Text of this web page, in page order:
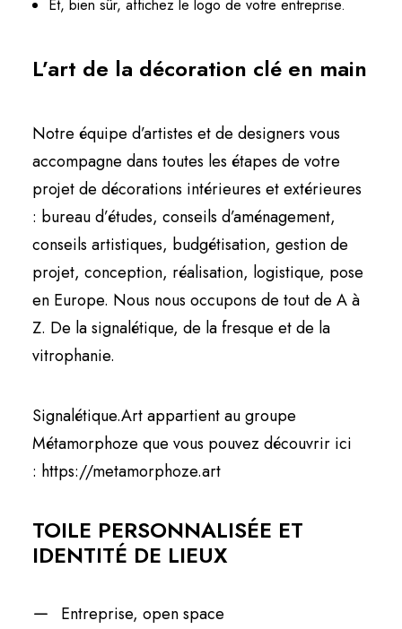
TOILE PERSONNALISÉE ET
IDENTITÉ DE LIEUX
Entreprise, open space
Et, bien sûr, affichez le logo de votre entreprise.
L’art de la décoration clé en main
Notre équipe d’artistes et de designers vous
accompagne dans toutes les étapes de votre
projet de décorations intérieures et extérieures
: bureau d’études, conseils d’aménagement,
conseils artistiques, budgétisation, gestion de
projet, conception, réalisation, logistique, pose
en Europe. Nous nous occupons de tout de A à
Z. De la signalétique, de la fresque et de la
vitrophanie.
Signalétique.Art appartient au groupe
Métamorphoze que vous pouvez découvrir ici
: https://metamorphoze.art